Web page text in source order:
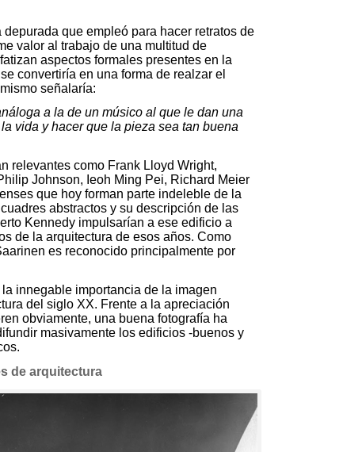
que empleó para hacer retratos de
valor al trabajo de una multitud de
aspectos formales presentes en la
convertiría en una forma de realzar el
señalaría:
a la de un músico al que le dan una
vida y hacer que la pieza sea tan buena
relevantes como Frank Lloyd Wright,
Johnson, Ieoh Ming Pei, Richard Meier
que hoy forman parte indeleble de la
abstractos y su descripción de las
Kennedy impulsarían a ese edificio a
de la arquitectura de esos años. Como
es reconocido principalmente por
innegable importancia de la imagen
del siglo XX. Frente a la apreciación
obviamente, una buena fotografía ha
masivamente los edificios -buenos y
de arquitectura